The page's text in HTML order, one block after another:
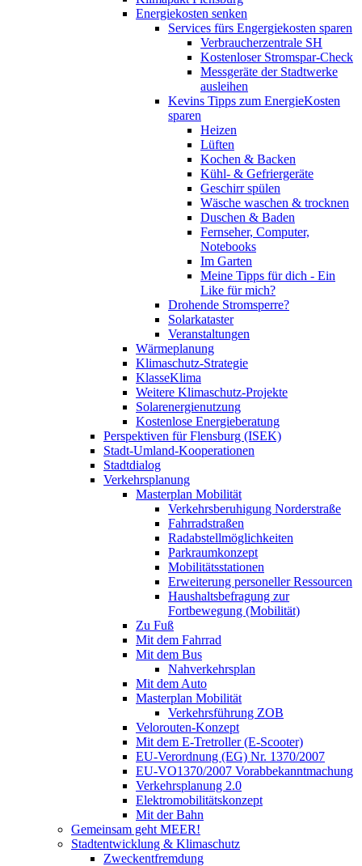
Energiekosten senken
Services fürs Engergiekosten sparen
Verbraucherzentrale SH
Kostenloser Stromspar-Check
Messgeräte der Stadtwerke
ausleihen
Kevins Tipps zum EnergieKosten
sparen
Heizen
Lüften
Kochen & Backen
Kühl- & Gefriergeräte
Geschirr spülen
Wäsche waschen & trocknen
Duschen & Baden
Fernseher, Computer,
Notebooks
Im Garten
Meine Tipps für dich - Ein
Like für mich?
Drohende Stromsperre?
Solarkataster
Veranstaltungen
Wärmeplanung
Klimaschutz-Strategie
KlasseKlima
Weitere Klimaschutz-Projekte
Solarenergienutzung
Kostenlose Energieberatung
Perspektiven für Flensburg (ISEK)
Stadt-Umland-Kooperationen
Stadtdialog
Verkehrsplanung
Masterplan Mobilität
Verkehrsberuhigung Norderstraße
Fahrradstraßen
Radabstellmöglichkeiten
Parkraumkonzept
Mobilitätsstationen
Erweiterung personeller Ressourcen
Haushaltsbefragung zur
Fortbewegung (Mobilität)
Zu Fuß
Mit dem Fahrrad
Mit dem Bus
Nahverkehrsplan
Mit dem Auto
Masterplan Mobilität
Verkehrsführung ZOB
Velorouten-Konzept
Mit dem E-Tretroller (E-Scooter)
EU-Verordnung (EG) Nr. 1370/2007
EU-VO1370/2007 Vorabbekanntmachung
Verkehrsplanung 2.0
Elektromobilitätskonzept
Mit der Bahn
Gemeinsam geht MEER!
Stadtentwicklung & Klimaschutz
Zweckentfremdung